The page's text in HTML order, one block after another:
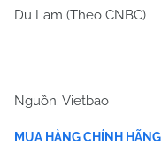
Du Lam (Theo CNBC)
Nguồn: Vietbao
MUA HÀNG CHÍNH